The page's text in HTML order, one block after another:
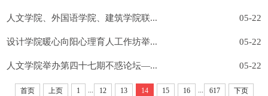
人文学院、外国语学院、建筑学院联... 05-22
设计学院暖心向阳心理育人工作坊举... 05-22
人文学院举办第四十七期不惑论坛—... 05-22
首页 上页 1 ... 12 13 14 15 16 ... 617
下页